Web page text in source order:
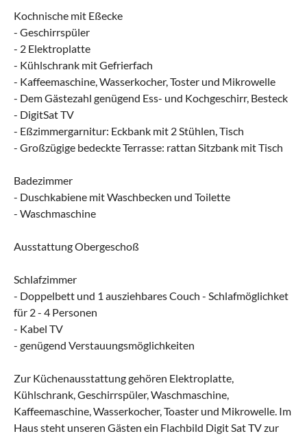
Kochnische mit Eßecke
- Geschirrspüler
- 2 Elektroplatte
- Kühlschrank mit Gefrierfach
- Kaffeemaschine, Wasserkocher, Toster und Mikrowelle
- Dem Gästezahl genügend Ess- und Kochgeschirr, Besteck
- DigitSat TV
- Eßzimmergarnitur: Eckbank mit 2 Stühlen, Tisch
- Großzügige bedeckte Terrasse: rattan Sitzbank mit Tisch
Badezimmer
- Duschkabiene mit Waschbecken und Toilette
- Waschmaschine
Ausstattung Obergeschoß
Schlafzimmer
- Doppelbett und 1 ausziehbares Couch - Schlafmöglichket
für 2 - 4 Personen
- Kabel TV
- genügend Verstauungsmöglichkeiten
Zur Küchenausstattung gehören Elektroplatte,
Kühlschrank, Geschirrspüler, Waschmaschine,
Kaffeemaschine, Wasserkocher, Toaster und Mikrowelle. Im
Haus steht unseren Gästen ein Flachbild Digit Sat TV zur